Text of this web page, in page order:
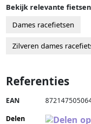
Bekijk relevante fietsen
Dames racefietsen
Zilveren dames
Referenties
EAN
Delen